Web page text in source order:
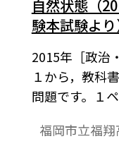
自然状態（
験本試験より
2015年［政治
１から，教科
問題です。１
福岡市立福